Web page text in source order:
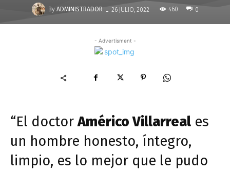
By ADMINISTRADOR - 26 JULIO, 2022 460 0
- Advertisment -
“El doctorAmérico Villarreal es
un hombre honesto, íntegro,
limpio, es lo mejor que le pudo